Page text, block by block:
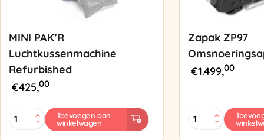
MINI PAK’R
Luchtkussenmachine
Refurbished
€425,00
MINI
PAK'R
Toevoegen aan
winkelwagen
Zapak ZP97
€1.499,00
Zapak
ZP97